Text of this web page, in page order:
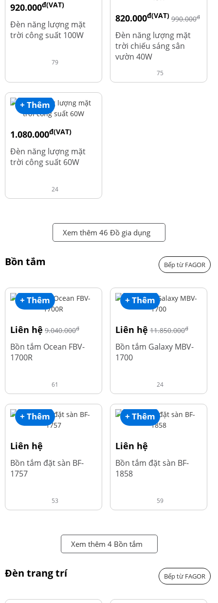
920.000đ(VAT)
1.010.000
Đèn năng lượng mặt
trời công suất 100W
79
820.000đ(VAT) 990.000đ
Đèn năng lượng mặt
trời chiếu sáng sân
vườn 40W
75
+ Thêm
1.080.000đ(VAT)
1.220.000
Đèn năng lượng mặt
trời công suất 60W
24
Xem thêm 46 Đồ gia dụng
Bồn tắm Bếp từ FAGOR
+ Thêm
Liên hệ 9.040.000đ
Bồn tắm Ocean FBV-
1700R
61
+ Thêm
Liên hệ 11.850.000đ
Bồn tắm Galaxy MBV-
1700
24
+ Thêm
Liên hệ
Bồn tắm đặt sàn BF-
1757
53
+ Thêm
Liên hệ
Bồn tắm đặt sàn BF-
1858
59
Xem thêm 4 Bồn tắm
Đèn trang trí Bếp từ FAGOR